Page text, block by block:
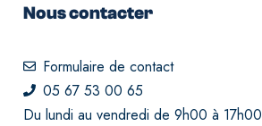
Nous contacter
Formulaire de contact
05 67 53 00 65
Du lundi au vendredi de 9h00 à 17h00